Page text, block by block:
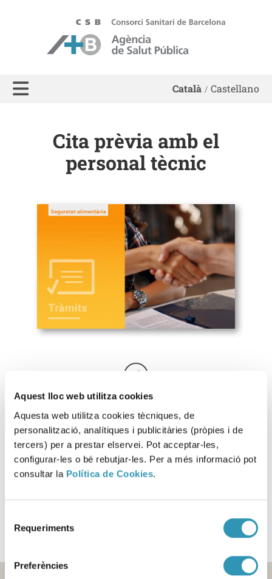
Aquest lloc web utilitza cookies
Aquesta web utilitza cookies tècniques, de
personalització, analítiques i publicitàries (pròpies i de
tercers) per a prestar elservei. Pot acceptar-les,
configurar-les o bé rebutjar-les. Per a més informació pot
consultar la Política de Cookies.
Requeriments
Preferències
ASPB - Agència de Salut Pública de Barcelona
Català Castellano
Cita prèvia amb el
personal tècnic
Informació i formulari
Aquesta informació es pot trobar a:
SEGURETAT ALIMENTÀRIA
DONACIÓ I APROFITAMENT SEGUR D’ALIMENTS
REQUISITS DE SEGURETAT ALIMENTÀRIA. GUIA D’AJUDA